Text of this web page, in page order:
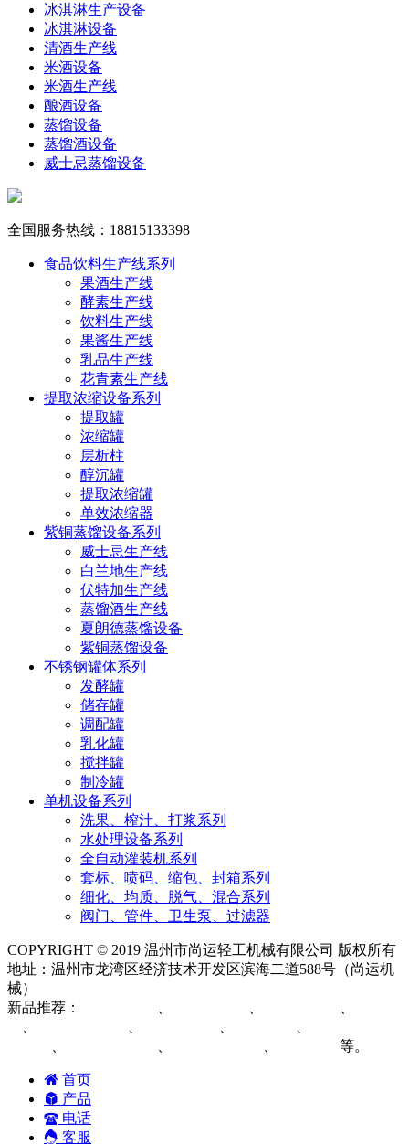
冰淇淋生产设备
冰淇淋设备
清酒生产线
米酒设备
米酒生产线
酿酒设备
蒸馏设备
蒸馏酒设备
威士忌蒸馏设备
全国服务热线： 18815133398
食品饮料生产线系列
果酒生产线
酵素生产线
饮料生产线
果酱生产线
乳品生产线
花青素生产线
提取浓缩设备系列
提取罐
浓缩罐
层析柱
醇沉罐
提取浓缩罐
单效浓缩器
紫铜蒸馏设备系列
威士忌生产线
白兰地生产线
伏特加生产线
蒸馏酒生产线
夏朗德蒸馏设备
紫铜蒸馏设备
不锈钢罐体系列
发酵罐
储存罐
调配罐
乳化罐
搅拌罐
制冷罐
单机设备系列
洗果、榨汁、打浆系列
水处理设备系列
全自动灌装机系列
套标、喷码、缩包、封箱系列
细化、均质、脱气、混合系列
阀门、管件、卫生泵、过滤器
COPYRIGHT © 2019 温州市尚运轻工机械有限公司 版权所有
地址：温州市龙湾区经济技术开发区滨海二道588号（尚运机
械）
新品推荐：
、 、 、
、 、 、 、
、 、 、 等。
首页
产品
电话
客服